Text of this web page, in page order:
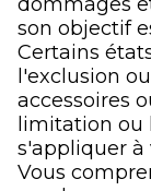
son objectif
Certains
l'exclusion
accessoires
limitation ou
s'appliquer à
Vous